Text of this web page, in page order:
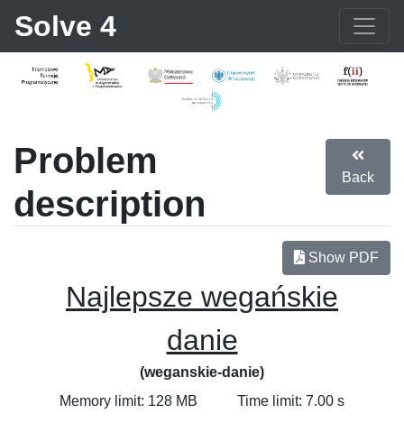
Solve 4
Problem
description
Back
Show PDF
Najlepsze wegańskie
danie
(weganskie-danie)
Memory limit: 128 MB
Time limit: 7.00 s